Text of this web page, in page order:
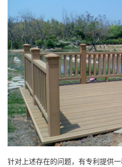
针对上述存在的问题，有专利提供